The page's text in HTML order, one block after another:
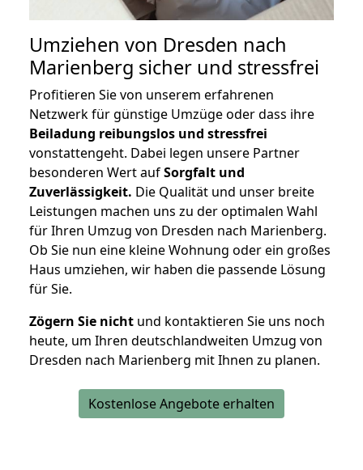
Umziehen von Dresden nach
Marienberg sicher und stressfrei
Profitieren Sie von unserem erfahrenen
Netzwerk für günstige Umzüge oder dass ihre
Beiladung reibungslos und stressfrei
vonstattengeht. Dabei legen unsere Partner
besonderen Wert aufSorgfalt und
Zuverlässigkeit. Die Qualität und unser breite
Leistungen machen uns zu der optimalen Wahl
für Ihren Umzug von Dresden nach Marienberg.
Ob Sie nun eine kleine Wohnung oder ein großes
Haus umziehen, wir haben die passende Lösung
für Sie.
Zögern Sie nicht und kontaktieren Sie uns noch
heute, um Ihren deutschlandweiten Umzug von
Dresden nach Marienberg mit Ihnen zu planen.
Kostenlose Angebote erhalten